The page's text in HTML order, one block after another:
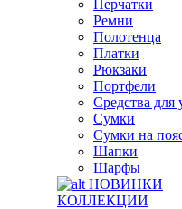
Перчатки
Ремни
Полотенца
Платки
Рюкзаки
Портфели
Средства для
Сумки
Сумки на
Шапки
Шарфы
НОВИНКИ
КОЛЛЕКЦИИ